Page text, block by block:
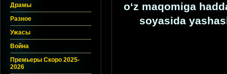
Драмы
Разное
Ужасы
Война
Премьеры Скоро 2025-
2026
o‘z maqomiga
soyasida